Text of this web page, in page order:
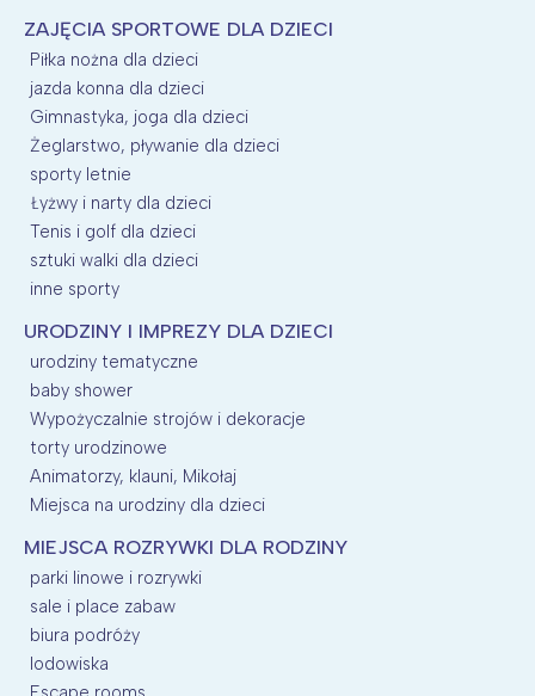
ZAJĘCIA SPORTOWE DLA DZIECI
Piłka nożna dla dzieci
jazda konna dla dzieci
Gimnastyka, joga dla dzieci
Żeglarstwo, pływanie dla dzieci
sporty letnie
Łyżwy i narty dla dzieci
Tenis i golf dla dzieci
sztuki walki dla dzieci
inne sporty
URODZINY I IMPREZY DLA DZIECI
urodziny tematyczne
baby shower
Wypożyczalnie strojów i dekoracje
torty urodzinowe
Animatorzy, klauni, Mikołaj
Miejsca na urodziny dla dzieci
MIEJSCA ROZRYWKI DLA RODZINY
parki linowe i rozrywki
sale i place zabaw
biura podróży
lodowiska